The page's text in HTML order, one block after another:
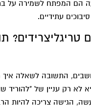
הם המפתח לשמירה על
עתידיים.
טריגליצרידים?
התשובה לשאלה איך
לא רק עניין של "להוריד
הגישה צריכה להיות